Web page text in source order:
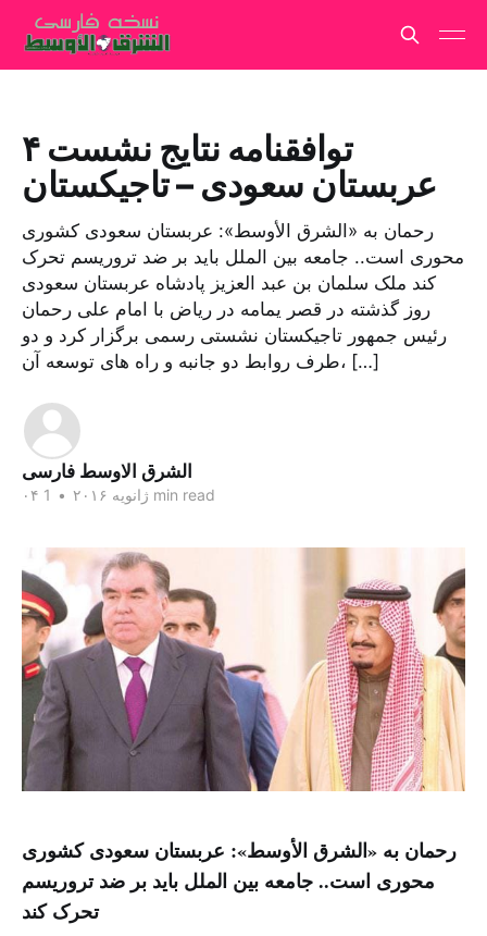
۴ توافقنامه نتایج نشست
عربستان سعودی – تاجیکستان
رحمان به «الشرق الأوسط»: عربستان سعودی کشوری
محوری است.. جامعه بین الملل باید بر ضد تروریسم تحرک
کند ملک سلمان بن عبد العزیز پادشاه عربستان سعودی
روز گذشته در قصر یمامه در ریاض با امام علی رحمان
رئیس جمهور تاجیکستان نشستی رسمی برگزار کرد و دو
طرف روابط دو جانبه و راه های توسعه آن، […]
الشرق الاوسط فارسی
۰۴ ژانویه ۲۰۱۶ • 1 min read
رحمان به «الشرق الأوسط»: عربستان سعودی کشوری
محوری است.. جامعه بین الملل باید بر ضد تروریسم
تحرک کند